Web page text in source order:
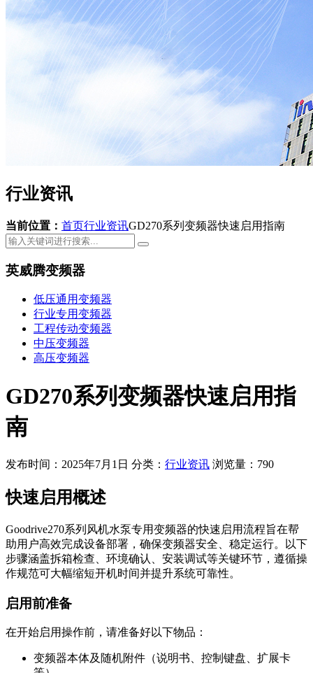
行业资讯
当前位置： 首页行业资讯GD270系列变频器快速启用指南
英威腾变频器
低压通用变频器
行业专用变频器
工程传动变频器
中压变频器
高压变频器
GD270系列变频器快速启用指
南
发布时间：2025年7月1日 分类： 行业资讯 浏览量：790
快速启用概述
Goodrive270系列风机水泵专用变频器的快速启用流程旨在帮
助用户高效完成设备部署，确保变频器安全、稳定运行。以下
步骤涵盖拆箱检查、环境确认、安装调试等关键环节，遵循操
作规范可大幅缩短开机时间并提升系统可靠性。
启用前准备
在开始启用操作前，请准备好以下物品：
变频器本体及随机附件（说明书、控制键盘、扩展卡